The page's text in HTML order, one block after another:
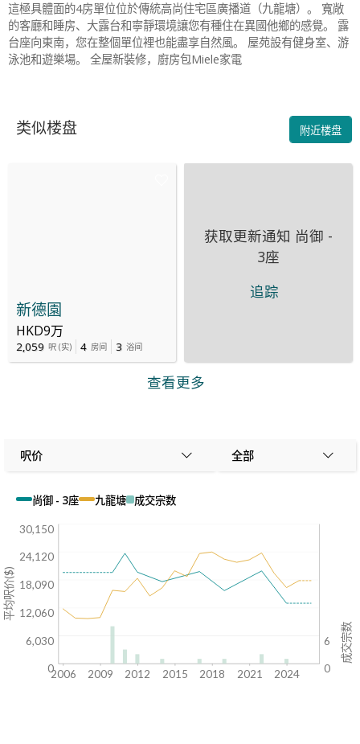
這極具體面的4房單位位於傳統高尚住宅區廣播道（九龍塘）。 寬敞
的客廳和睡房、大露台和寧靜環境讓您有種住在異國他鄉的感覺。 露
台座向東南，您在整個單位裡也能盡享自然風。 屋苑設有健身室、游
泳池和遊樂場。 全屋新裝修，廚房包Miele家電
类似楼盘 附近楼盘
新德園
HKD9万
2,059 呎 (实) 4 房间 3 浴间
获取更新通知 尚御 -
3座
追踪
查看更多
呎价 全部
尚御 - 3座 九龍塘 成交宗数
6
0
2006 2009 2012 2015 2018 2021 2024
成交宗数
30,150
24,120
18,090
12,060
6,030
0
平均呎价($)